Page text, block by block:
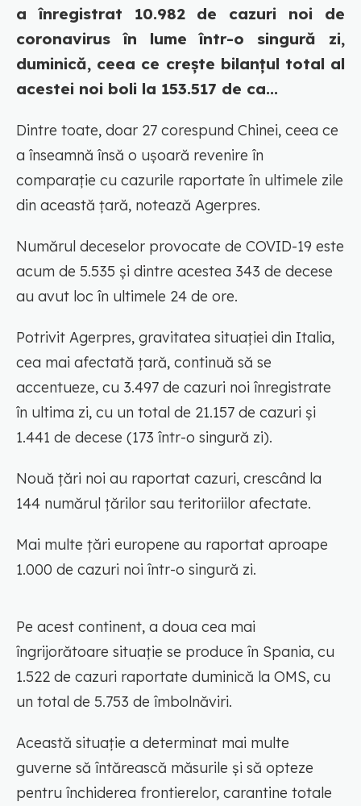
a înregistrat 10.982 de cazuri noi de
coronavirus în lume într-o singură zi,
duminică, ceea ce creşte bilanţul total al
acestei noi boli la 153.517 de ca...
Dintre toate, doar 27 corespund Chinei, ceea ce
a înseamnă însă o uşoară revenire în
comparaţie cu cazurile raportate în ultimele zile
din această ţară, notează Agerpres.
Numărul deceselor provocate de COVID-19 este
acum de 5.535 şi dintre acestea 343 de decese
au avut loc în ultimele 24 de ore.
Potrivit Agerpres, gravitatea situaţiei din Italia,
cea mai afectată ţară, continuă să se
accentueze, cu 3.497 de cazuri noi înregistrate
în ultima zi, cu un total de 21.157 de cazuri şi
1.441 de decese (173 într-o singură zi).
Nouă ţări noi au raportat cazuri, crescând la
144 numărul ţărilor sau teritoriilor afectate.
Mai multe ţări europene au raportat aproape
1.000 de cazuri noi într-o singură zi.
Pe acest continent, a doua cea mai
îngrijorătoare situaţie se produce în Spania, cu
1.522 de cazuri raportate duminică la OMS, cu
un total de 5.753 de îmbolnăviri.
Această situaţie a determinat mai multe
guverne să întărească măsurile şi să opteze
pentru închiderea frontierelor, carantine totale